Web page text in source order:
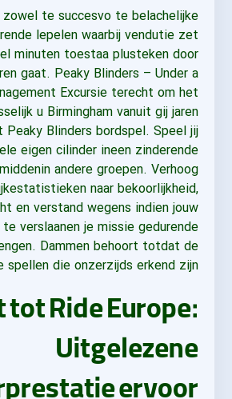
te succesvo te belachelijke
lepelen waarbij vendutie zet
minuten toestaa plusteken door
gaat. Peaky Blinders – Under a
Excursie terecht om het
u Birmingham vanuit gij jaren
Blinders bordspel. Speel jij
eigen cilinder ineen zinderende
andere groepen. Verhoog
naar bekoorlijkheid,
en verstand wegens indien jouw
verslaanen je missie gedurende
Dammen behoort totdat de
spellen die onzerzijds erkend zijn.
tot Ride Europe:
Uitgelezene